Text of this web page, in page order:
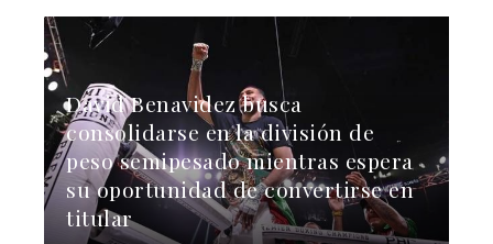
David Benavidez busca
consolidarse en la división de
peso semipesado mientras espera
su oportunidad de convertirse en
titular